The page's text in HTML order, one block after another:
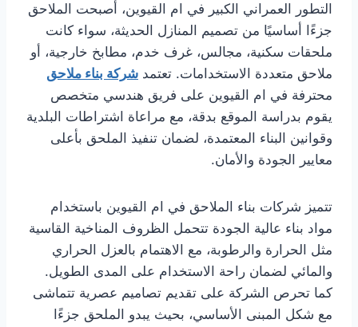
التطور العمراني الكبير في ام القيوين، أصبحت الملاحق
جزءًا أساسيًا من تصميم المنازل الحديثة، سواء كانت
ملحقات سكنية، مجالس، غرف خدم، مطابخ خارجية، أو
ملاحق متعددة الاستخدامات. تعتمد شركة بناء ملاحق
محترفة في ام القيوين على فريق هندسي متخصص
يقوم بدراسة الموقع بدقة، مع مراعاة اشتراطات البلدية
وقوانين البناء المعتمدة، لضمان تنفيذ الملحق بأعلى
معايير الجودة والأمان.
تتميز شركات بناء الملاحق في ام القيوين باستخدام
مواد بناء عالية الجودة تتحمل الظروف المناخية القاسية
مثل الحرارة والرطوبة، مع الاهتمام بالعزل الحراري
والمائي لضمان راحة الاستخدام على المدى الطويل.
كما تحرص الشركة على تقديم تصاميم عصرية تتماشى
مع شكل المبنى الأساسي، بحيث يبدو الملحق جزءًا